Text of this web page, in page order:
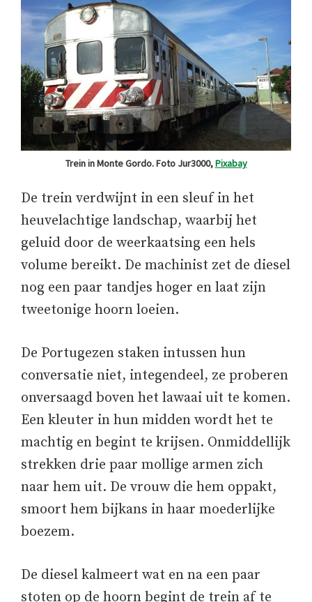
Trein in Monte Gordo. Foto Jur3000,Pixabay
De trein verdwijnt in een sleuf in het
heuvelachtige landschap, waarbij het
geluid door de weerkaatsing een hels
volume bereikt. De machinist zet de diesel
nog een paar tandjes hoger en laat zijn
tweetonige hoorn loeien.
De Portugezen staken intussen hun
conversatie niet, integendeel, ze proberen
onversaagd boven het lawaai uit te komen.
Een kleuter in hun midden wordt het te
machtig en begint te krijsen. Onmiddellijk
strekken drie paar mollige armen zich
naar hem uit. De vrouw die hem oppakt,
smoort hem bijkans in haar moederlijke
boezem.
De diesel kalmeert wat en na een paar
stoten op de hoorn begint de trein af te